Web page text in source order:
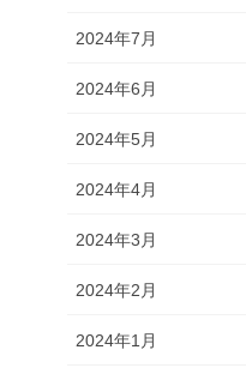
2024年7月
2024年6月
2024年5月
2024年4月
2024年3月
2024年2月
2024年1月